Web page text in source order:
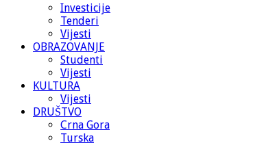
Investicije
Tenderi
Vijesti
OBRAZOVANJE
Studenti
Vijesti
KULTURA
Vijesti
DRUŠTVO
Crna Gora
Turska